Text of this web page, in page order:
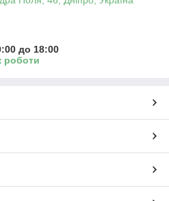
до 18:00
роботи